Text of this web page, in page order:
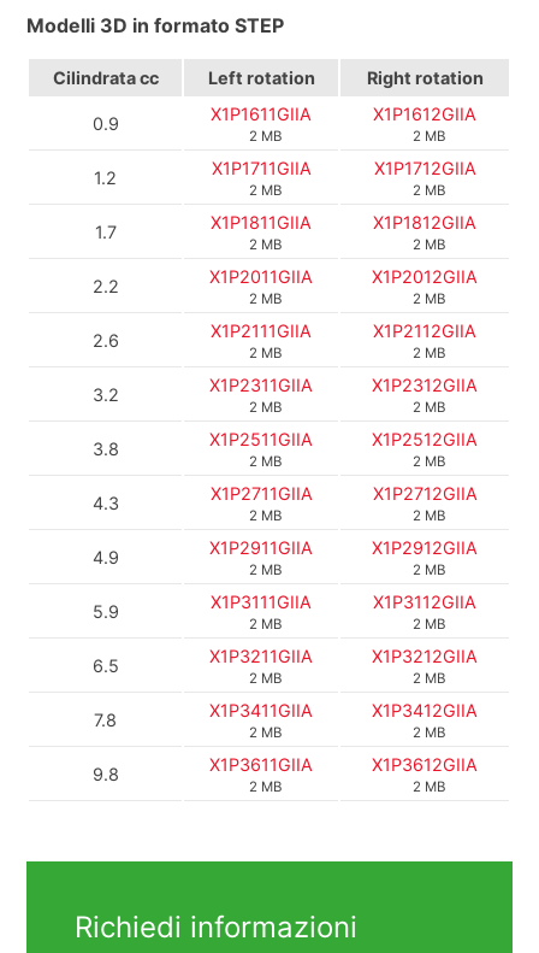
Modelli 3D in formato STEP
Cilindratacc Left rotation Right rotation
0.9 X1P1611GIIA
2 MB
X1P1612GIIA
2 MB
1.2 X1P1711GIIA
2 MB
X1P1712GIIA
2 MB
1.7 X1P1811GIIA
2 MB
X1P1812GIIA
2 MB
2.2 X1P2011GIIA
2 MB
X1P2012GIIA
2 MB
2.6 X1P2111GIIA
2 MB
X1P2112GIIA
2 MB
3.2 X1P2311GIIA
2 MB
X1P2312GIIA
2 MB
3.8 X1P2511GIIA
2 MB
X1P2512GIIA
2 MB
4.3 X1P2711GIIA
2 MB
X1P2712GIIA
2 MB
4.9 X1P2911GIIA
2 MB
X1P2912GIIA
2 MB
5.9 X1P3111GIIA
2 MB
X1P3112GIIA
2 MB
6.5 X1P3211GIIA
2 MB
X1P3212GIIA
2 MB
7.8 X1P3411GIIA
2 MB
X1P3412GIIA
2 MB
9.8 X1P3611GIIA
2 MB
X1P3612GIIA
2 MB
Richiedi informazioni